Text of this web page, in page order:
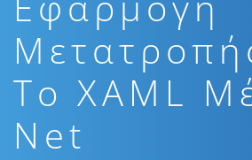
To XAML
Net